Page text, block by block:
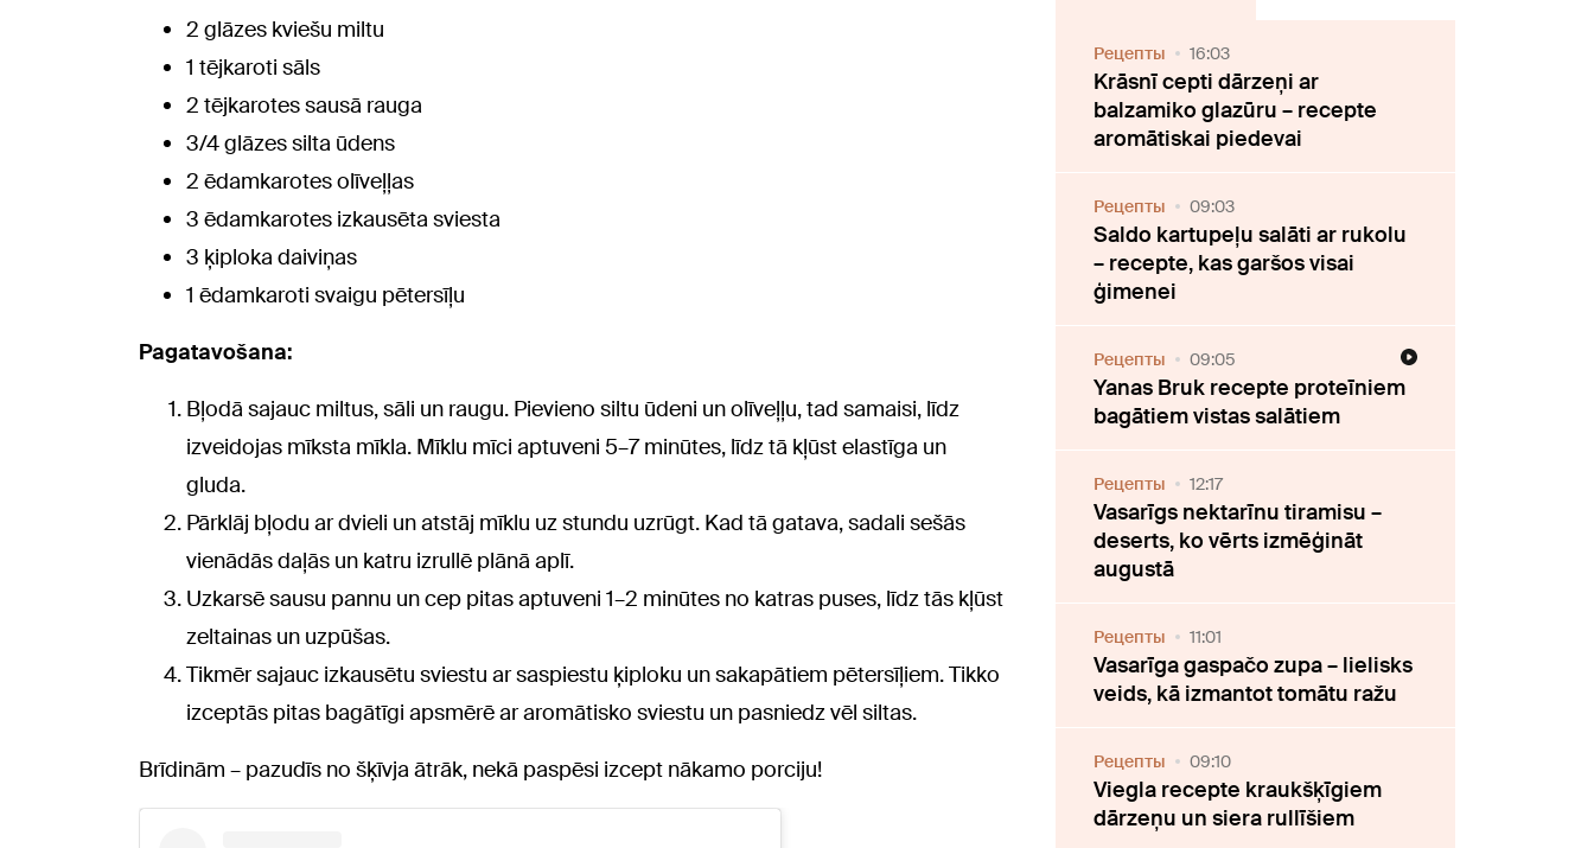
2 glāzes kviešu miltu
1 tējkaroti sāls
2 tējkarotes sausā rauga
3/4 glāzes silta ūdens
2 ēdamkarotes olīveļļas
3 ēdamkarotes izkausēta sviesta
3 ķiploka daiviņas
1 ēdamkaroti svaigu pētersīļu
Pagatavošana:
Bļodā sajauc miltus, sāli un raugu. Pievieno siltu ūdeni un olīveļļu, tad samaisi, līdz
izveidojas mīksta mīkla. Mīklu mīci aptuveni 5–7 minūtes, līdz tā kļūst elastīga un
gluda.
Pārklāj bļodu ar dvieli un atstāj mīklu uz stundu uzrūgt. Kad tā gatava, sadali sešās
vienādās daļās un katru izrullē plānā aplī.
Uzkarsē sausu pannu un cep pitas aptuveni 1–2 minūtes no katras puses, līdz tās kļūst
zeltainas un uzpūšas.
Tikmēr sajauc izkausētu sviestu ar saspiestu ķiploku un sakapātiem pētersīļiem. Tikko
izceptās pitas bagātīgi apsmērē ar aromātisko sviestu un pasniedz vēl siltas.
Brīdinām – pazudīs no šķīvja ātrāk, nekā paspēsi izcept nākamo porciju!
Рецепты 16:03
Krāsnī cepti dārzeņi ar
balzamiko glazūru – recepte
aromātiskai piedevai
Рецепты 09:03
Saldo kartupeļu salāti ar rukolu
– recepte, kas garšos visai
ģimenei
Рецепты 09:05
Yanas Bruk recepte proteīniem
bagātiem vistas salātiem
Рецепты 12:17
Vasarīgs nektarīnu tiramisu –
deserts, ko vērts izmēģināt
augustā
Рецепты 11:01
Vasarīga gaspačo zupa – lielisks
veids, kā izmantot tomātu ražu
Рецепты 09:10
Viegla recepte kraukšķīgiem
dārzeņu un siera rullīšiem